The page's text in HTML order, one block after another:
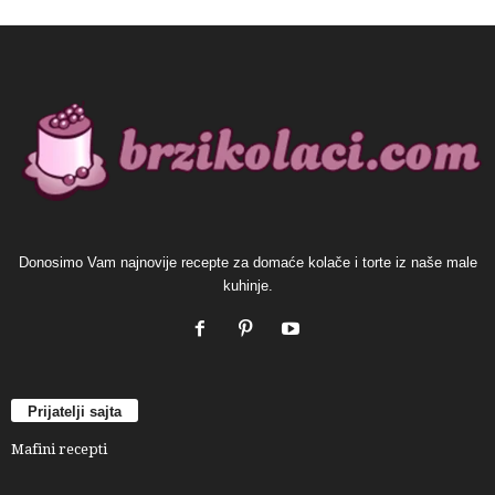
Donosimo Vam najnovije recepte za domaće kolače i torte iz naše male
kuhinje.
Prijatelji sajta
Mafini recepti